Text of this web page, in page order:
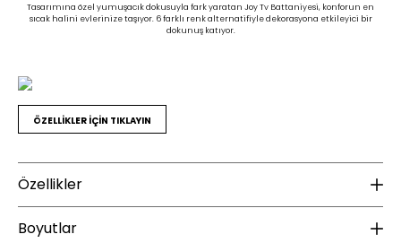
Tasarımına özel yumuşacık dokusuyla fark yaratan Joy Tv Battaniyesi, konforun en
sıcak halini evlerinize taşıyor. 6 farklı renk alternatifiyle dekorasyona etkileyici bir
dokunuş katıyor.
ÖZELLİKLER İÇİN TIKLAYIN
Özellikler
Boyutlar